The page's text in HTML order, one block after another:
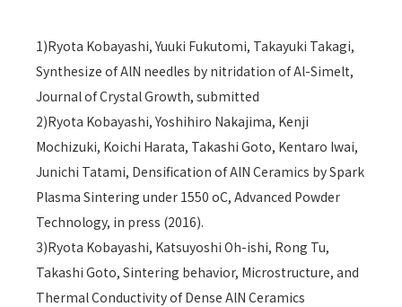
1)Ryota Kobayashi, Yuuki Fukutomi, Takayuki Takagi,
Synthesize of AlN needles by nitridation of Al-Simelt,
Journal of Crystal Growth, submitted
2)Ryota Kobayashi, Yoshihiro Nakajima, Kenji
Mochizuki, Koichi Harata, Takashi Goto, Kentaro Iwai,
Junichi Tatami, Densification of AlN Ceramics by Spark
Plasma Sintering under 1550 oC, Advanced Powder
Technology, in press (2016).
3)Ryota Kobayashi, Katsuyoshi Oh-ishi, Rong Tu,
Takashi Goto, Sintering behavior, Microstructure, and
Thermal Conductivity of Dense AlN Ceramics